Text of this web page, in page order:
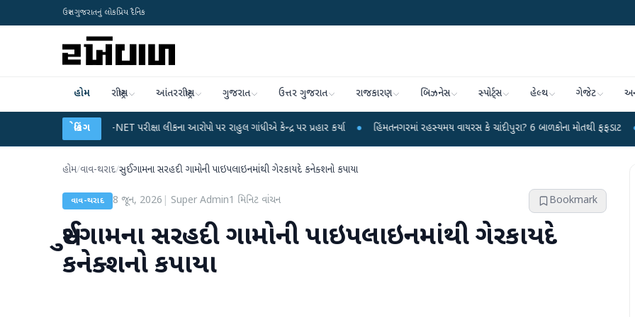
ઉત્તર ગુજરાતનું લોકપ્રિય દૈનિક
હોમ રાષ્ટ્રીય આંતરરાષ્ટ્રીય ગુજરાત ઉત્તર ગુજરાત રાજકારણ બિઝનેસ સ્પોર્ટ્સ હેલ્થ ગેજેટ
બ્રેકિંગ
UGC-NET પરીક્ષા લીકના આરોપો પર રાહુલ ગાંધીએ કેન્દ્ર પર પ્રહાર કર્યા ● હિંમતનગરમાં રહસ્યમય વાયરસ કે ચાંદીપુરા? 6 બાળકોના મોતથી ફફડાટ ● હવામાન
હોમ/વાવ-થરાદ/સુઈગામના સરહદી ગામોની પાઇપલાઇનમાંથી ગેરકાયદે કનેક્શનો કપાયા
વાવ-થરાદ 8 જૂન, 2026 Super Admin1 મિનિટ વાંચન Bookmark
સુઈગામના સરહદી ગામોની પાઇપલાઇનમાંથી ગેરકાયદે
કનેક્શનો કપાયા